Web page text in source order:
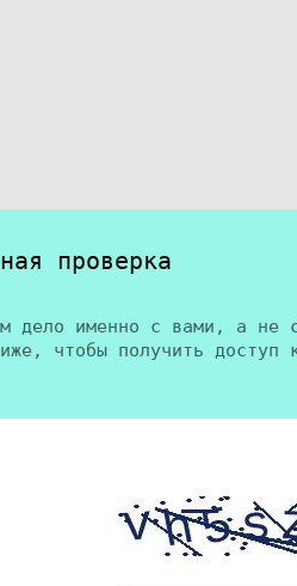
проверка
дело именно с вами, а не
чтобы получить доступ